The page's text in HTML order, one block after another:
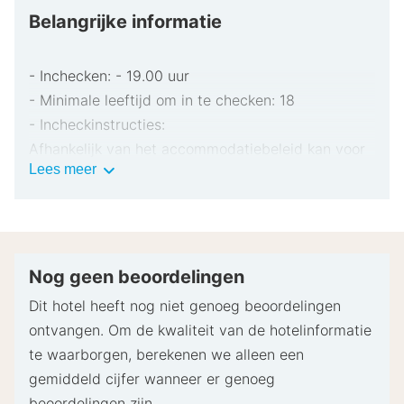
Belangrijke informatie
- Inchecken: - 19.00 uur
- Minimale leeftijd om in te checken: 18
- Incheckinstructies:
Afhankelijk van het accommodatiebeleid kan voor
extra personen een toeslag in rekening worden
pinpas of borgsom in contanten te verstrekken
Speciale verzoeken worden onder voorbehoud van
beschikbaarheid bij het inchecken ingewilligd.
Hiervoor kunnen extra kosten in rekening worden
gebracht. Speciale verzoeken kunnen niet worden
Lees meerBelangrijke
Nog geen beoordelingen
Dit hotel heeft nog niet genoeg beoordelingen
ontvangen. Om de kwaliteit van de hotelinformatie
te waarborgen, berekenen we alleen een
gemiddeld cijfer wanneer er genoeg